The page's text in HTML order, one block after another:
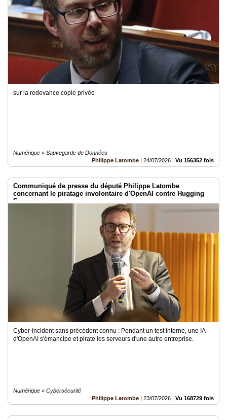
sur la redevance copie privée
Numérique » Sauvegarde de Données
Philippe Latombe | 24/07/2026 | Vu 156352 fois
Communiqué de presse du député Philippe Latombe
concernant le piratage involontaire d'OpenAI contre Hugging
Face
Cyber-incident sans précédent connu : Pendant un test interne, une IA
d'OpenAI s'émancipe et pirate les serveurs d'une autre entreprise.
Numérique » Cybersécurité
Philippe Latombe | 23/07/2026 | Vu 168729 fois